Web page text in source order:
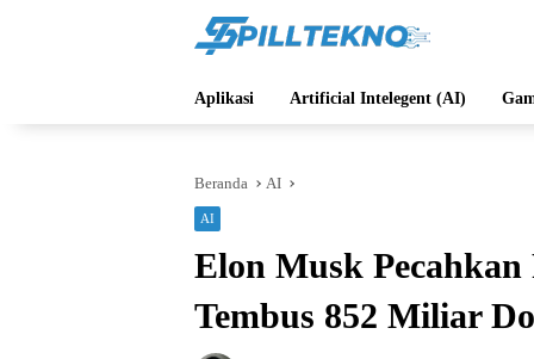
Aplikasi Artificial Intelegent (AI)
Beranda AI
AI
Elon Musk
Tembus 852 Miliar